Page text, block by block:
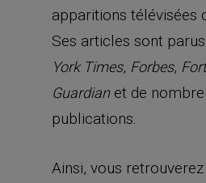
apparitions télévisées
Ses articles sont
York Times, Forbes,
Guardianet de
publications.
Ainsi, vous